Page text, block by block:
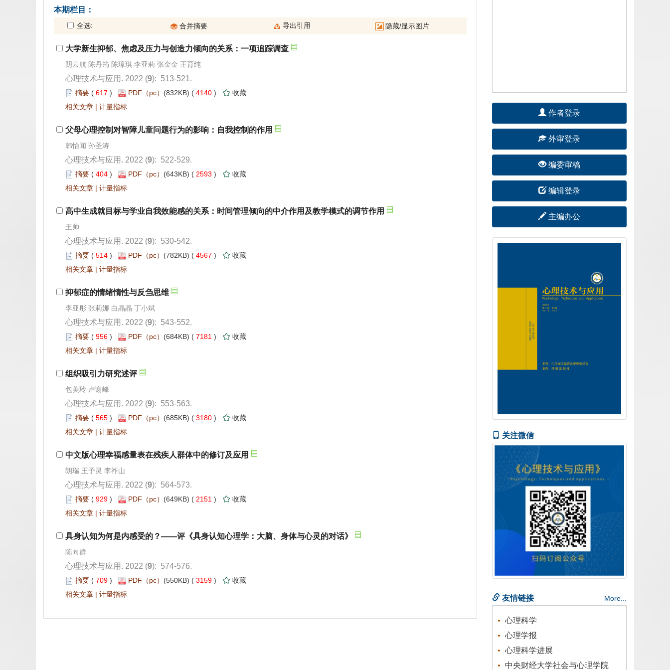
): 513-521.
617 ) 4140 )
|
): 522-529.
404 ) 2593 )
|
): 530-542.
514 ) 4567 )
|
): 543-552.
956 ) 7181 )
|
): 553-563.
565 ) 3180 )
|
): 564-573.
929 ) 2151 )
|
): 574-576.
709 ) 3159 )
|